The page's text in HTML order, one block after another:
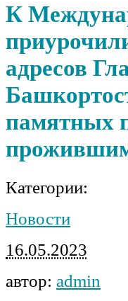
К
адресов
памятных
прожившим
Категории:
Новости
16.05.2023
автор: admin